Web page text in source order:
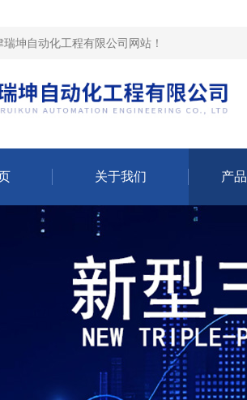
瑞坤自动化工程有限公司网站 ！
关于我们 产